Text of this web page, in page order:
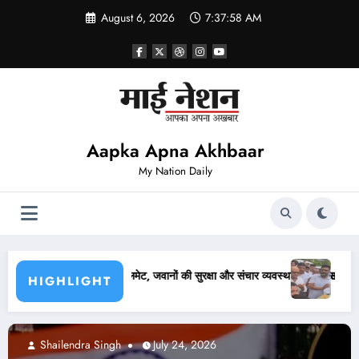
August 6, 2026 7:37:59 AM
Aapka Apna Akhbaar
My Nation Daily
HIGHLIGHT
संचार व्यवस्था बनेगी आसानलखनऊ में कांग्रेस ने निकाला कैंडल मार्च, अजय राय की पुलिस
Abhishek pandey July 24, 2026